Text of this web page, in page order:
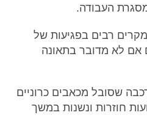
העבודה.
רבים בפגיעות של
אם לא מדובר בתאונה
שסובל מכאבים כרוניים
חוזרות ונשנות במשך